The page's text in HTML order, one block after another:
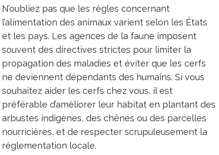
N’oubliez pas que les règles concernant
l’alimentation des animaux varient selon les États
et les pays. Les agences de la faune imposent
souvent des directives strictes pour limiter la
propagation des maladies et éviter que les cerfs
ne deviennent dépendants des humains. Si vous
souhaitez aider les cerfs chez vous, il est
préférable d’améliorer leur habitat en plantant des
arbustes indigènes, des chênes ou des parcelles
nourricières, et de respecter scrupuleusement la
réglementation locale.